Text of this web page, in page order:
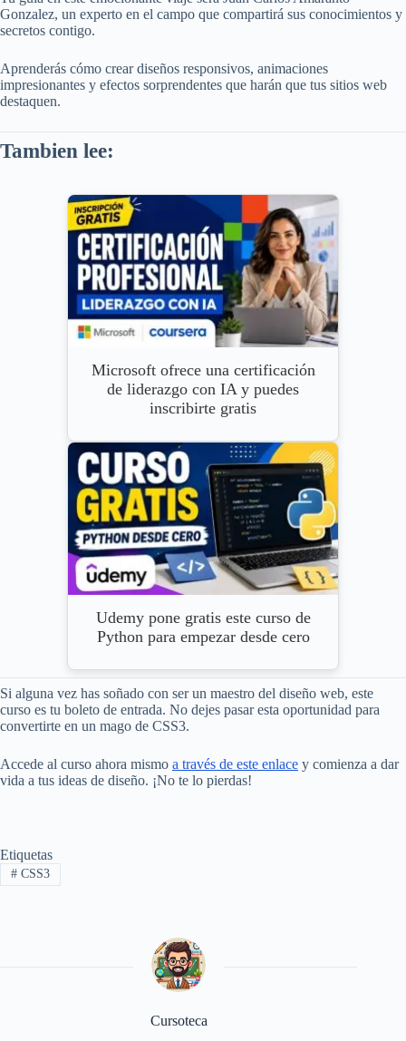
Gonzalez, un experto en el campo que compartirá sus conocimientos y
secretos contigo.
Aprenderás cómo crear diseños responsivos, animaciones
impresionantes y efectos sorprendentes que harán que tus sitios web
destaquen.
Tambien lee:
Microsoft ofrece una certificación
de liderazgo con IA y puedes
inscribirte gratis
Udemy pone gratis este curso de
Python para empezar desde cero
Si alguna vez has soñado con ser un maestro del diseño web, este
curso es tu boleto de entrada. No dejes pasar esta oportunidad para
convertirte en un mago de CSS3.
Accede al curso ahora mismo a través de este enlace y comienza a dar
vida a tus ideas de diseño. ¡No te lo pierdas!
Etiquetas
#CSS3
Cursoteca